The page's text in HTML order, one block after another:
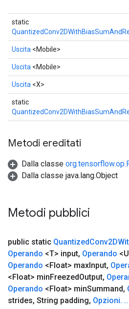
static
Uscita <Mobile>
Uscita <Mobile>
Uscita <X>
static
Metodi ereditati
Dalla classe
Dalla classe java.lang.Object
Metodi pubblici
public static Quantized
Operando <T> input, Operando
Operando <Float> maxInput,
<Float> minFreezedOutput,
Operando <Float> minSummand,
strides, String padding, Opzioni. ..